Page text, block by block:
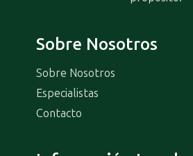
Sobre Nosotros
Sobre Nosotros
Especialistas
Contacto